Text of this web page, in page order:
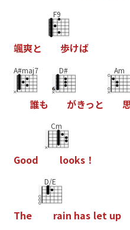
颯爽と
F9
歩けば
A#maj7
誰も
D#
がきっ と
Am
Good
Cm
looks！
The
D/E
rain has let up